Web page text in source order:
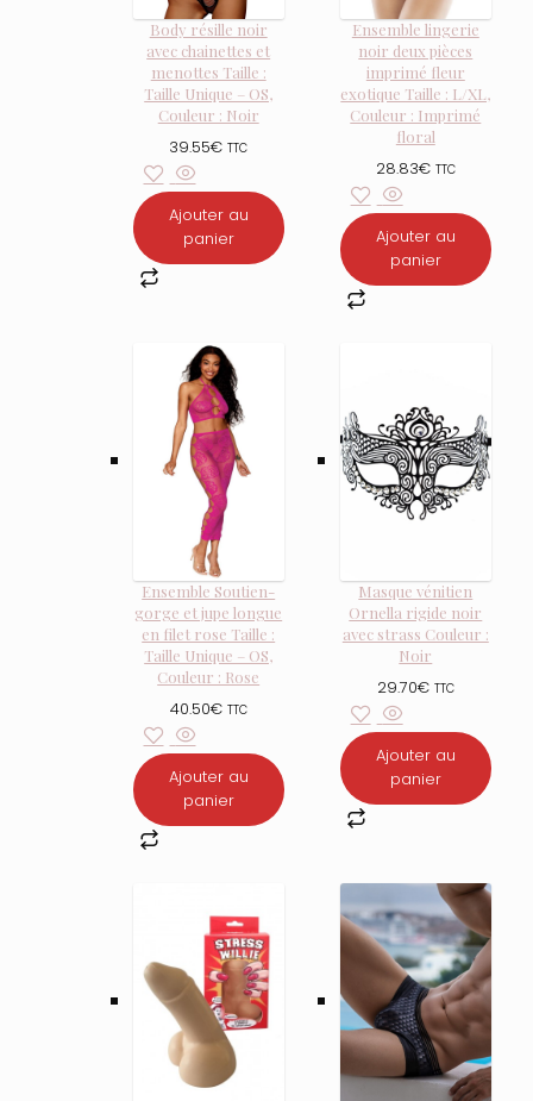
Body résille noir
avec chainettes et
menottes Taille :
Taille Unique – OS,
Couleur : Noir
39.55€ TTC
Ajouter au
panier
Ensemble lingerie
noir deux pièces
imprimé fleur
exotique Taille : L/XL,
Couleur : Imprimé
floral
28.83€ TTC
Ajouter au
panier
Ensemble Soutien-
gorge et jupe longue
en filet rose Taille :
Taille Unique – OS,
Couleur : Rose
40.50€ TTC
Ajouter au
panier
Masque vénitien
Ornella rigide noir
avec strass Couleur :
Noir
29.70€ TTC
Ajouter au
panier